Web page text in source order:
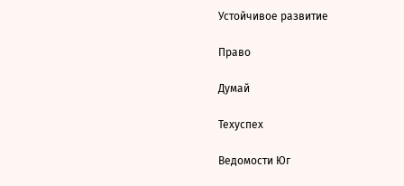
Устойчивое развитие
Право
Думай
Техуспех
Ведомости Юг